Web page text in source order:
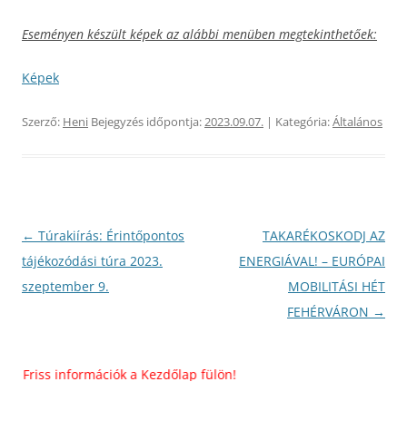
Eseményen készült képek az alábbi menüben megtekinthetőek:
Képek
Szerző: Heni Bejegyzés időpontja:2023.09.07. | Kategória:Általános
Bejegyzés
navigáció
← Túrakiírás: Érintőpontos
tájékozódási túra 2023.
szeptember 9.
TAKARÉKOSKODJ AZ
ENERGIÁVAL! – EURÓPAI
MOBILITÁSI HÉT
FEHÉRVÁRON →
információk a Kezdőlap fülön!